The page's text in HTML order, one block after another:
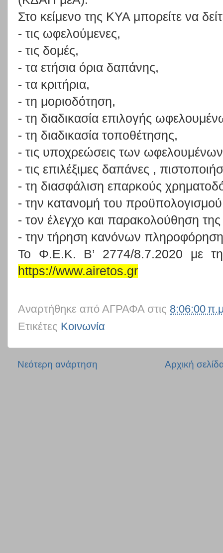
Στο κείμενο της ΚΥΑ μπορείτε να
- τις ωφελούμενες,
- τις δομές,
- τα ετήσια όρια δαπάνης,
- τα κριτήρια,
- τη μοριοδότηση,
- τη διαδικασία επιλογής
- τη διαδικασία τοποθέτησης,
- τις υποχρεώσεις των
- τις επιλέξιμες δαπάνες ,
- τη διασφάλιση επαρκούς
- την κατανομή του
- τον έλεγχο και παρακολούθηση
- την τήρηση κανόνων
Το Φ.Ε.Κ. Β’ 2774/8.7.2020 με
https://www.airetos.gr
Αναρτήθηκε από ΑΓΡΑΦΑ στις 8:06:00
Ετικέτες Κοινωνία
Νεότερη ανάρτηση Αρχική